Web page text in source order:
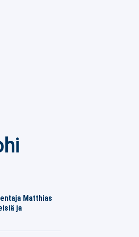
Matthias
ja